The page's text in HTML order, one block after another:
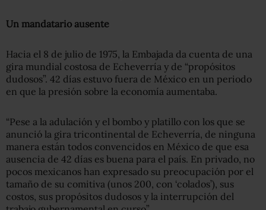
Un mandatario ausente
Hacia el 8 de julio de 1975, la Embajada da cuenta de una
gira mundial costosa de Echeverría y de “propósitos
dudosos”. 42 días estuvo fuera de México en un periodo
en que la presión sobre la economía aumentaba.
“Pese a la adulación y el bombo y platillo con los que se
anunció la gira tricontinental de Echeverría, de ninguna
manera están todos convencidos en México de que esa
ausencia de 42 días es buena para el país. En privado, no
pocos mexicanos han expresado su preocupación por el
tamaño de su comitiva (unos 200, con ‘colados’), sus
costos, sus propósitos dudosos y la interrupción del